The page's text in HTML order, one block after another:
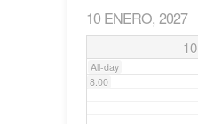
10 ENERO, 2027
10
All-day
7:00
8:00